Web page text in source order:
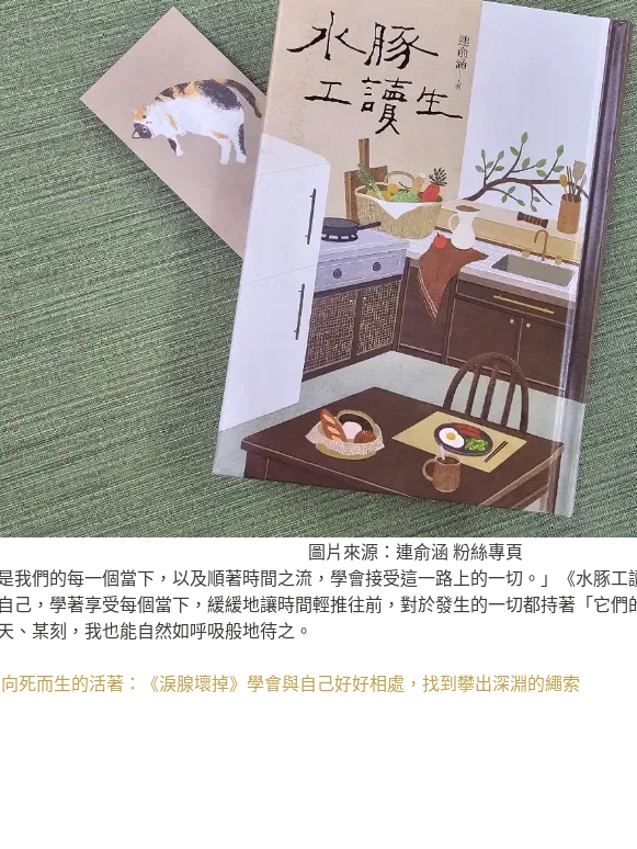
圖片來源：連俞涵 粉絲專頁
我們的每一個當下，以及順著時間之流，學會接受這一路上的一切。」《水豚
己，學著享受每個當下，緩緩地讓時間輕推往前，對於發生的一切都持著「它們
、某刻，我也能自然如呼吸般地待之。
向死而生的活著：《淚腺壞掉》學會與自己好好相處，找到攀出深淵的繩索